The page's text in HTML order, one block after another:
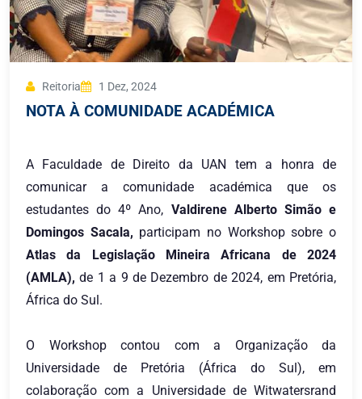
Reitoria 1 Dez, 2024
NOTA À COMUNIDADE ACADÉMICA
A Faculdade de Direito da UAN tem a honra de
comunicar a comunidade académica que os
estudantes do 4º Ano, Valdirene Alberto Simão e
Domingos Sacala, participam no Workshop sobre o
Atlas da Legislação Mineira Africana de 2024
(AMLA), de 1 a 9 de Dezembro de 2024, em Pretória,
África do Sul.
O Workshop contou com a Organização da
Universidade de Pretória (África do Sul), em
colaboração com a Universidade de Witwatersrand